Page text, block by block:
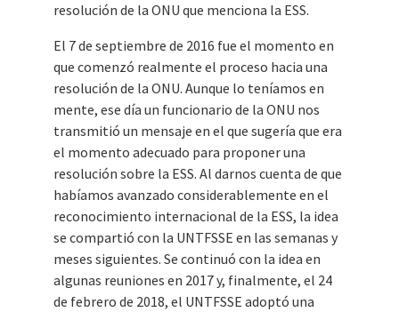
resolución de la ONU que menciona la ESS.
El 7 de septiembre de 2016 fue el momento en
que comenzó realmente el proceso hacia una
resolución de la ONU. Aunque lo teníamos en
mente, ese día un funcionario de la ONU nos
transmitió un mensaje en el que sugería que era
el momento adecuado para proponer una
resolución sobre la ESS. Al darnos cuenta de que
habíamos avanzado considerablemente en el
reconocimiento internacional de la ESS, la idea
se compartió con la UNTFSSE en las semanas y
meses siguientes. Se continuó con la idea en
algunas reuniones en 2017 y, finalmente, el 24
de febrero de 2018, el UNTFSSE adoptó una